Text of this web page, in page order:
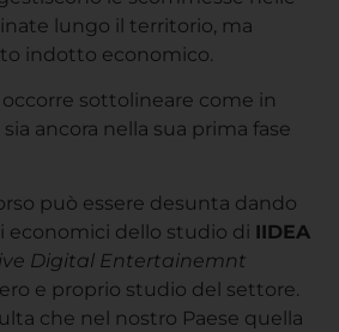
lungo il territorio, ma
indotto economico.
sottolineare come in
ancora nella sua prima fase
può essere desunta dando
economici dello studio di IIDEA
Digital Entertainemnt
e proprio studio del settore.
che nel nostro Paese quella